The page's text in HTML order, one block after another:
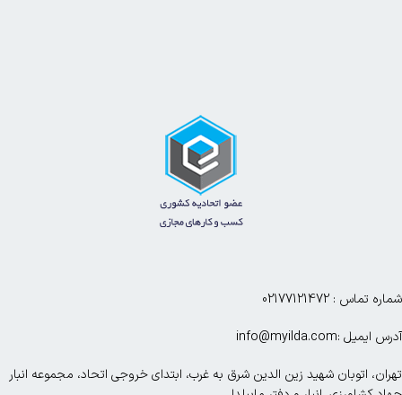
شماره تماس : 02177121472
آدرس ایمیل :info@myilda.com
تهران، اتوبان شهید زین الدین شرق به غرب، ابتدای خروجی اتحاد، مجموعه انبار